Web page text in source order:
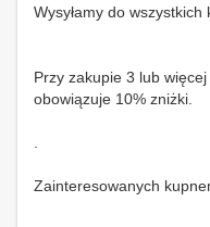
Wysyłamy do
Przy zakupie 3 lub
obowiązuje 10% zniżki.
Zainteresowanych